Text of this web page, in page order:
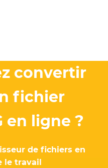
convertir
fichier
en ligne ?
de fichiers en
le travail